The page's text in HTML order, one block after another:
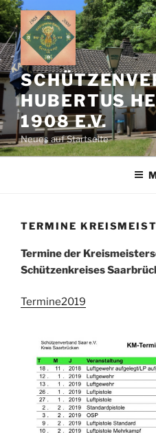
Zum
Inhalt
springen
HUBERTUS
1908 E.V.
Neues auf Startseite
TERMINE
Termine der
Schützenkreises
Termine2019